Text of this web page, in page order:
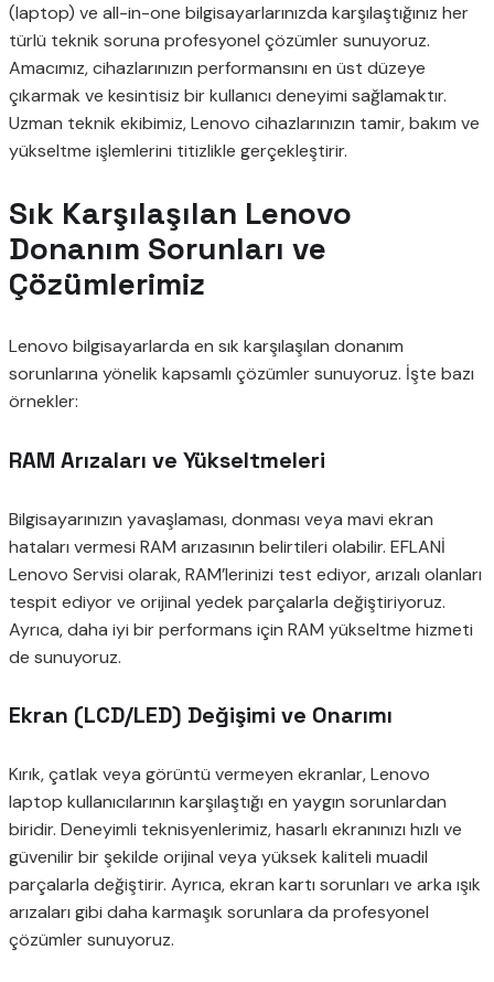
(laptop) ve all-in-one bilgisayarlarınızda karşılaştığınız her
türlü teknik soruna profesyonel çözümler sunuyoruz.
Amacımız, cihazlarınızın performansını en üst düzeye
çıkarmak ve kesintisiz bir kullanıcı deneyimi sağlamaktır.
Uzman teknik ekibimiz, Lenovo cihazlarınızın tamir, bakım ve
yükseltme işlemlerini titizlikle gerçekleştirir.
Sık Karşılaşılan Lenovo
Donanım Sorunları ve
Çözümlerimiz
Lenovo bilgisayarlarda en sık karşılaşılan donanım
sorunlarına yönelik kapsamlı çözümler sunuyoruz. İşte bazı
örnekler:
RAM Arızaları ve Yükseltmeleri
Bilgisayarınızın yavaşlaması, donması veya mavi ekran
hataları vermesi RAM arızasının belirtileri olabilir. EFLANİ
Lenovo Servisi olarak, RAM’lerinizi test ediyor, arızalı olanları
tespit ediyor ve orijinal yedek parçalarla değiştiriyoruz.
Ayrıca, daha iyi bir performans için RAM yükseltme hizmeti
de sunuyoruz.
Ekran (LCD/LED) Değişimi ve Onarımı
Kırık, çatlak veya görüntü vermeyen ekranlar, Lenovo
laptop kullanıcılarının karşılaştığı en yaygın sorunlardan
biridir. Deneyimli teknisyenlerimiz, hasarlı ekranınızı hızlı ve
güvenilir bir şekilde orijinal veya yüksek kaliteli muadil
parçalarla değiştirir. Ayrıca, ekran kartı sorunları ve arka ışık
arızaları gibi daha karmaşık sorunlara da profesyonel
çözümler sunuyoruz.